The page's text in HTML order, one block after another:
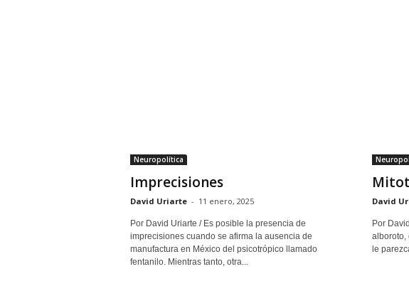
Neuropolítica
Imprecisiones
David Uriarte - 11 enero, 2025
Por David Uriarte / Es posible la presencia de
imprecisiones cuando se afirma la ausencia de
manufactura en México del psicotrópico llamado
fentanilo. Mientras tanto, otra...
David
Por
alboroto,
le